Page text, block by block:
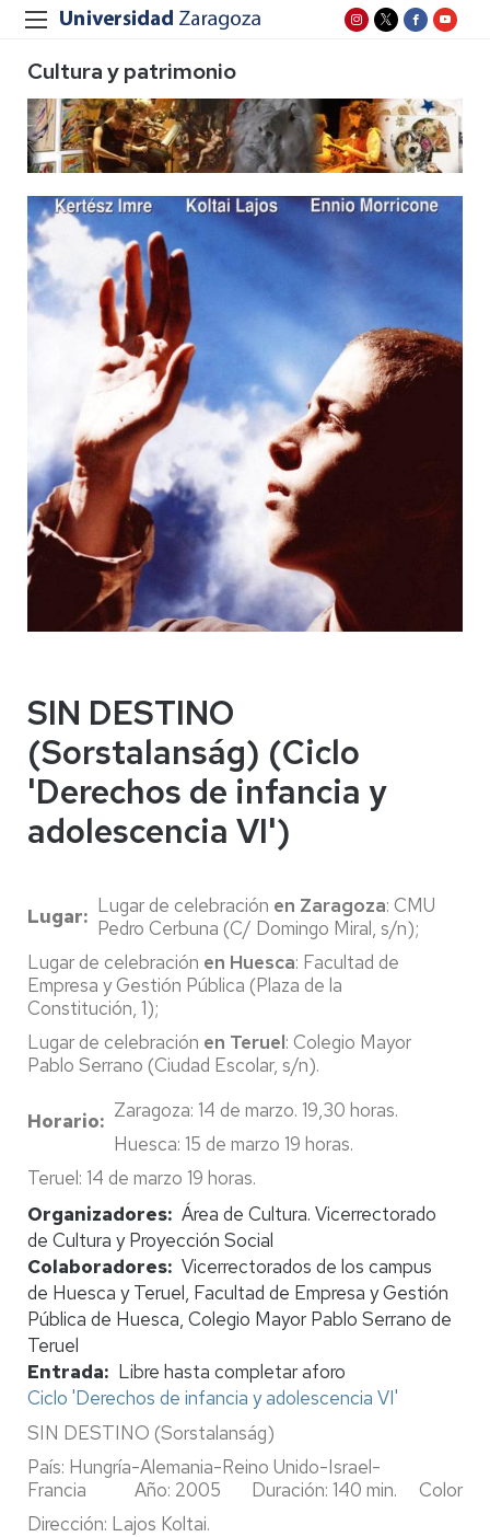
Cultura y patrimonio
SIN DESTINO
(Sorstalanság) (Ciclo
'Derechos de infancia y
adolescencia VI')
Lugar Lugar de celebración en Zaragoza: CMU
Pedro Cerbuna (C/ Domingo Miral, s/n);
Lugar de celebración en Huesca: Facultad de
Empresa y Gestión Pública (Plaza de la
Constitución, 1);
Lugar de celebración en Teruel: Colegio Mayor
Pablo Serrano (Ciudad Escolar, s/n).
Horario
Zaragoza: 14 de marzo. 19,30 horas.
Huesca: 15 de marzo 19 horas.
Teruel: 14 de marzo 19 horas.
Organizadores Área de Cultura. Vicerrectorado
de Cultura y Proyección Social
Colaboradores Vicerrectorados de los campus
de Huesca y Teruel, Facultad de Empresa y Gestión
Pública de Huesca, Colegio Mayor Pablo Serrano de
Teruel
Entrada
Libre hasta completar aforo
Ciclo 'Derechos de infancia y adolescencia VI'
SIN DESTINO (Sorstalanság)
País: Hungría-Alemania-Reino Unido-Israel-
Francia Año: 2005 Duración: 140 min. Color
Dirección: Lajos Koltai.